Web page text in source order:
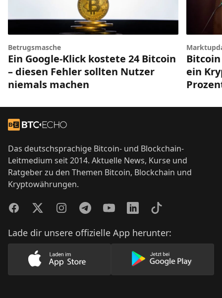
Betrugsmasche
Ein Google-Klick kostete 24 Bitcoin
– diesen Fehler sollten Nutzer
niemals machen
ein
Zur Startseite
Das deutschsprachige Bitcoin- und Blockchain-
Leitmedium seit 2014. Aktuelle News, Kurse und
Ratgeber zu den Themen Bitcoin, Blockchain und
Kryptowährungen.
FacebookTwitterInstagramTelegramYouTubeLinkedInTikTok
Lade dir unsere offizielle App herunter:
Lade unsere App im AppStore herunter
Lade unsere